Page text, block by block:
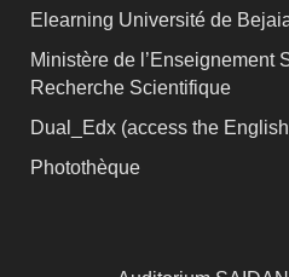
Elearning Université de
Ministère de l’Enseignement
Recherche Scientifique
Dual_Edx (access the
Photothèque